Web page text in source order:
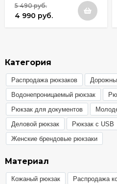
5 490 руб.
4 990 руб.
Категория
Распродажа рюкзаков
Водонепроницаемый рюкзак
Рюкзак для документов
Деловой рюкзак
Рюкзак с USB
Женские брендовые рюкзаки
Материал
Кожаный рюкзак
Распродажа